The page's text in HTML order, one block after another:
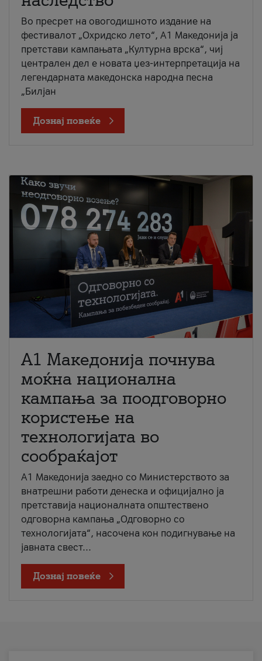
Во пресрет на овогодишното издание на
фестивалот „Охридско лето“, А1 Македонија ја
претстави кампањата „Културна врска“, чиј
централен дел е новата џез-интерпретација на
легендарната македонска народна песна
„Билјан
Дознај повеќе
A1 Македонија почнува
моќна национална
кампања за поодговорно
користење на
технологијата во
сообраќајот
A1 Македонија заедно со Министерството за
внатрешни работи денеска и официјално ја
претставија националната општествено
одговорна кампања „Одговорно со
технологијата“, насочена кон подигнување на
јавната свест...
Дознај повеќе